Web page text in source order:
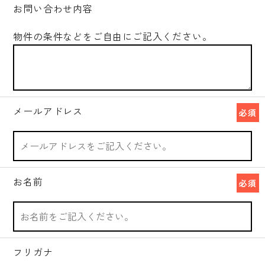
お問い合わせ内容
物件の条件などをご自由にご記入ください。
メールアドレス 必須
お名前 必須
フリガナ